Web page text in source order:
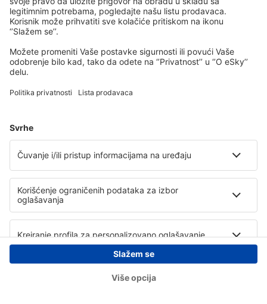
Copyright © eSky.rs. Sva prava zadržana.